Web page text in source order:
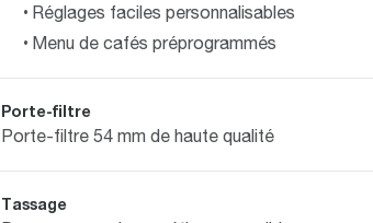
Réglages faciles personnalisables
Menu de cafés préprogrammés
Porte-filtre
Porte-filtre 54 mm de haute qualité
Tassage